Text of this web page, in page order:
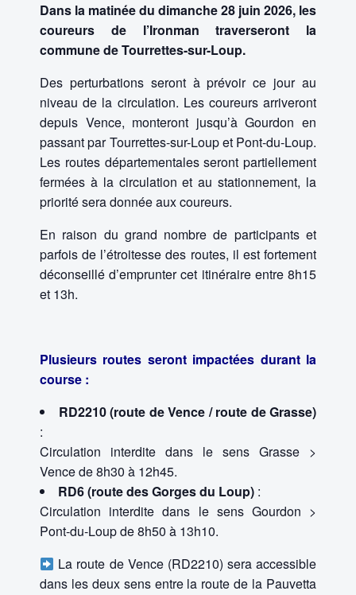
Dans la matinée du dimanche 28 juin 2026, les
coureurs de l’Ironman traverseront la
commune de Tourrettes-sur-Loup.
Des perturbations seront à prévoir ce jour au
niveau de la circulation. Les coureurs arriveront
depuis Vence, monteront jusqu’à Gourdon en
passant par Tourrettes-sur-Loup et Pont-du-Loup.
Les routes départementales seront partiellement
fermées à la circulation et au stationnement, la
priorité sera donnée aux coureurs.
En raison du grand nombre de participants et
parfois de l’étroitesse des routes, il est fortement
déconseillé d’emprunter cet itinéraire entre 8h15
et 13h.
Plusieurs routes seront impactées durant la
course :
RD2210 (route de Vence / route de Grasse)
:
Circulation interdite dans le sens Grasse >
Vence de 8h30 à 12h45.
RD6 (route des Gorges du Loup) :
Circulation interdite dans le sens Gourdon >
Pont-du-Loup de 8h50 à 13h10.
La route de Vence (RD2210) sera accessible
dans les deux sens entre la route de la Pauvetta